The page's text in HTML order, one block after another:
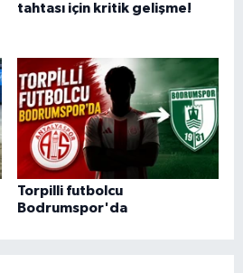
tahtası için kritik gelişme!
Torpilli futbolcu
Bodrumspor'da